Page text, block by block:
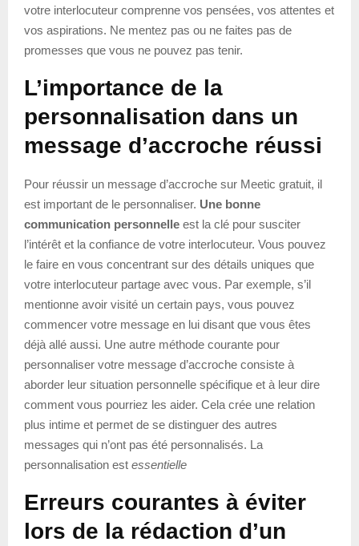
votre interlocuteur comprenne vos pensées, vos attentes et
vos aspirations. Ne mentez pas ou ne faites pas de
promesses que vous ne pouvez pas tenir.
L’importance de la
personnalisation dans un
message d’accroche réussi
Pour réussir un message d’accroche sur Meetic gratuit, il
est important de le personnaliser. Une bonne
communication personnelle est la clé pour susciter
l’intérêt et la confiance de votre interlocuteur. Vous pouvez
le faire en vous concentrant sur des détails uniques que
votre interlocuteur partage avec vous. Par exemple, s’il
mentionne avoir visité un certain pays, vous pouvez
commencer votre message en lui disant que vous êtes
déjà allé aussi. Une autre méthode courante pour
personnaliser votre message d’accroche consiste à
aborder leur situation personnelle spécifique et à leur dire
comment vous pourriez les aider. Cela crée une relation
plus intime et permet de se distinguer des autres
messages qui n’ont pas été personnalisés. La
personnalisation est essentielle
Erreurs courantes à éviter
lors de la rédaction d’un